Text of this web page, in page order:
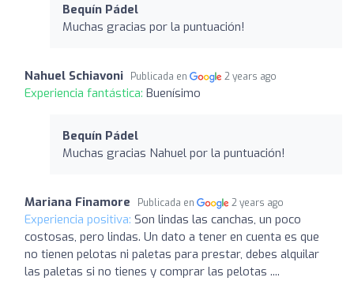
Bequín Pádel
Muchas gracias por la puntuación!
Nahuel Schiavoni Publicada en 2 years ago
Experiencia fantástica: Buenísimo
Bequín Pádel
Muchas gracias Nahuel por la puntuación!
Mariana Finamore Publicada en 2 years ago
Experiencia positiva: Son lindas las canchas, un poco
costosas, pero lindas. Un dato a tener en cuenta es que
no tienen pelotas ni paletas para prestar, debes alquilar
las paletas si no tienes y comprar las pelotas ....